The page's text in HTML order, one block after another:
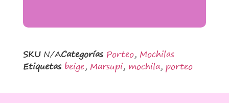
SKU N/ACategorías Porteo, Mochilas
Etiquetas beige, Marsupi, mochila, porteo